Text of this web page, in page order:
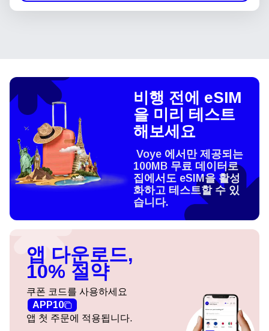
비행 전에 eSIM
을 미리 테스트
해보세요
Voye 에서만 제공되는
100MB 무료 데이터로
집에서도 eSIM을 활성
화하고 테스트할 수 있
습니다.
앱 다운로드,
10% 절약
쿠폰 코드를 사용하세요
APP10
앱 첫 주문에 적용됩니다.